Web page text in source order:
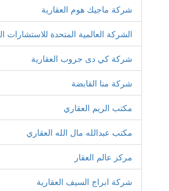
شركة ماجيك هوم العقارية
الشركة العالمية المتحدة للاستشارات
شركة كي دى جروب العقارية
شركة منا القابضة
مكتب الريم العقاري
مكتب عبدالله مال الله العقاري
مركز عالم العقار
شركة ابراج السيف العقارية